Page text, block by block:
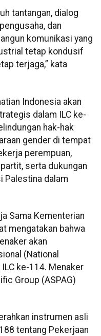
tantangan, dialog
dan
komunikasi yang
tetap kondusif
terjaga,” kata
Indonesia akan
dalam ILC ke-
hak-hak
gender di tempat
perempuan,
serta dukungan
Palestina dalam
Sama Kementerian
mengatakan bahwa
akan
(National
ke-114. Menaker
Group (ASPAG)
instrumen asli
tentang Pekerjaan